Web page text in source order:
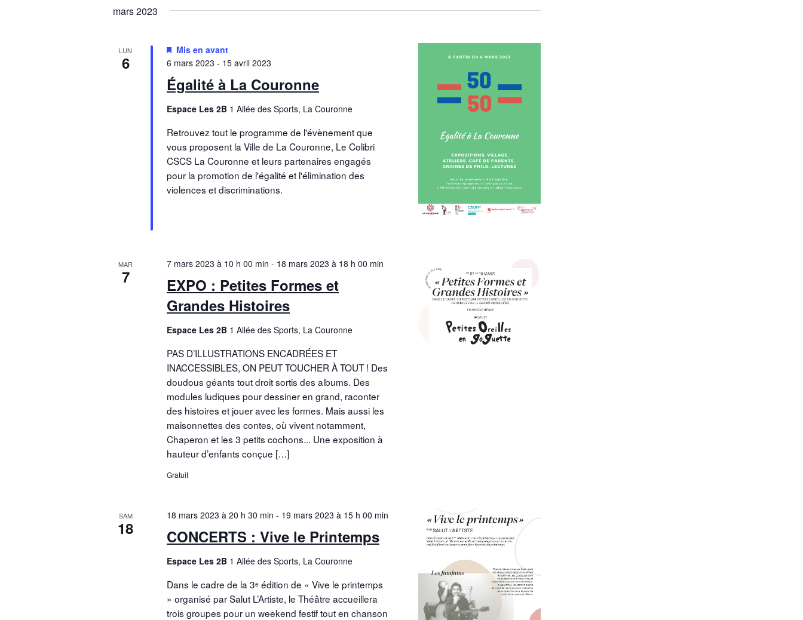
mars 2023
LUN
6
Égalité à La Couronne
Mis en avant
6 mars 2023 - 15 avril 2023
Espace Les 2B 1 Allée des Sports, La Couronne
Retrouvez tout le programme de l'évènement que
vous proposent la Ville de La Couronne, Le Colibri
CSCS La Couronne et leurs partenaires engagés
pour la promotion de l'égalité et l'élimination des
violences et discriminations.
MAR
7
EXPO : Petites Formes et
Grandes Histoires
7 mars 2023 à 10 h 00 min - 18 mars 2023 à 18 h 00 min
Espace Les 2B 1 Allée des Sports, La Couronne
PAS D’ILLUSTRATIONS ENCADRÉES ET
INACCESSIBLES, ON PEUT TOUCHER À TOUT ! Des
doudous géants tout droit sortis des albums. Des
modules ludiques pour dessiner en grand, raconter
des histoires et jouer avec les formes. Mais aussi les
maisonnettes des contes, où vivent notamment,
Chaperon et les 3 petits cochons... Une exposition à
hauteur d’enfants conçue […]
Gratuit
SAM
18 CONCERTS : Vive le Printemps
18 mars 2023 à 20 h 30 min - 19 mars 2023 à 15 h 00 min
Espace Les 2B 1 Allée des Sports, La Couronne
Dans le cadre de la 3ᵉ édition de « Vive le printemps
» organisé par Salut L’Artiste, le Théâtre accueillera
trois groupes pour un weekend festif tout en chanson